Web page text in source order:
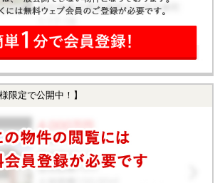
限定で公開中！】